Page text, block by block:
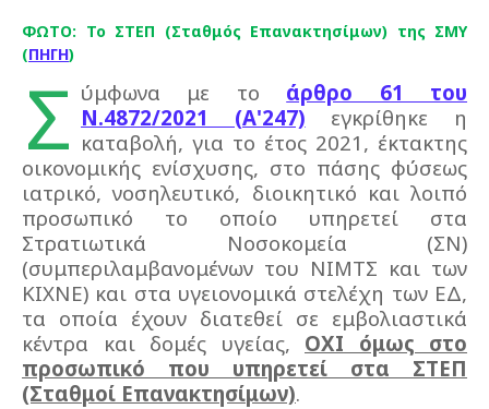
ΦΩΤΟ: Το ΣΤΕΠ (Σταθμός Επανακτησίμων) της ΣΜΥ
(ΠΗΓΗ)
Σ ύμφωνα με το άρθρο 61 του
Ν.4872/2021 (Α'247) εγκρίθηκε η
καταβολή, για το έτος 2021, έκτακτης
οικονομικής ενίσχυσης, στο πάσης φύσεως
ιατρικό, νοσηλευτικό, διοικητικό και λοιπό
προσωπικό το οποίο υπηρετεί στα
Στρατιωτικά Νοσοκομεία (ΣΝ)
(συμπεριλαμβανομένων του ΝΙΜΤΣ και των
ΚΙΧΝΕ) και στα υγειονομικά στελέχη των ΕΔ,
τα οποία έχουν διατεθεί σε εμβολιαστικά
κέντρα και δομές υγείας, ΟΧΙ όμως στο
προσωπικό που υπηρετεί στα ΣΤΕΠ
(Σταθμοί Επανακτησίμων).